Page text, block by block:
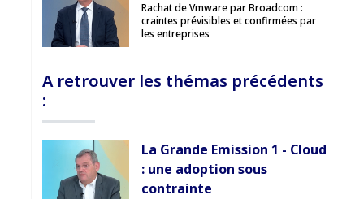
Rachat de Vmware par Broadcom :
craintes prévisibles et confirmées par
les entreprises
A retrouver les thémas précédents
:
La Grande Emission 1 - Cloud
: une adoption sous
contrainte